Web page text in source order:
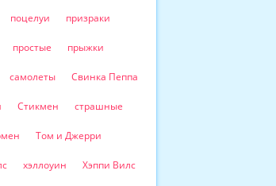
поцелуи призраки
простые прыжки
самолеты Свинка Пеппа
Стикмен страшные
Том и Джерри
хэллоуин Хэппи Вилс